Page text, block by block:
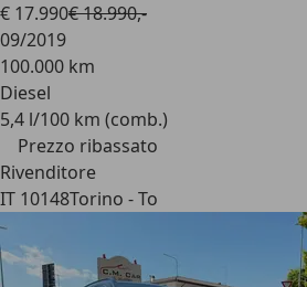
€ 17.990€ 18.990,-
09/2019
100.000 km
Diesel
5,4 l/100 km (comb.)
Prezzo ribassato
Rivenditore
IT 10148Torino - To